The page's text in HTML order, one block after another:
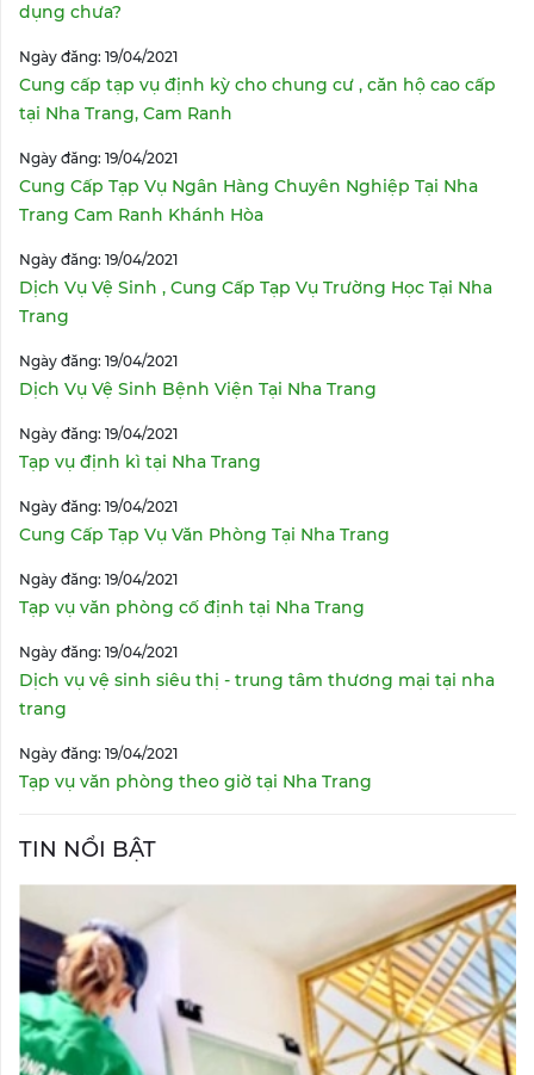
dụng chưa?
Ngày đăng: 19/04/2021
Cung cấp tạp vụ định kỳ cho chung cư , căn hộ cao cấp
tại Nha Trang, Cam Ranh
Ngày đăng: 19/04/2021
Cung Cấp Tạp Vụ Ngân Hàng Chuyên Nghiệp Tại Nha
Trang Cam Ranh Khánh Hòa
Ngày đăng: 19/04/2021
Dịch Vụ Vệ Sinh , Cung Cấp Tạp Vụ Trường Học Tại Nha
Trang
Ngày đăng: 19/04/2021
Dịch Vụ Vệ Sinh Bệnh Viện Tại Nha Trang
Ngày đăng: 19/04/2021
Tạp vụ định kì tại Nha Trang
Ngày đăng: 19/04/2021
Cung Cấp Tạp Vụ Văn Phòng Tại Nha Trang
Ngày đăng: 19/04/2021
Tạp vụ văn phòng cố định tại Nha Trang
Ngày đăng: 19/04/2021
Dịch vụ vệ sinh siêu thị - trung tâm thương mại tại nha
trang
Ngày đăng: 19/04/2021
Tạp vụ văn phòng theo giờ tại Nha Trang
TIN NỔI BẬT